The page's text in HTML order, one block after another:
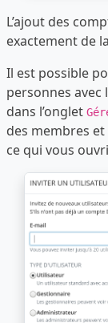
L’ajout des
exactement de
Il est possible
personnes avec
dans l’onglet
des membres
ce qui vous